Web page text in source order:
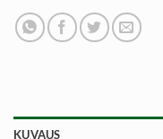
KUVAUS